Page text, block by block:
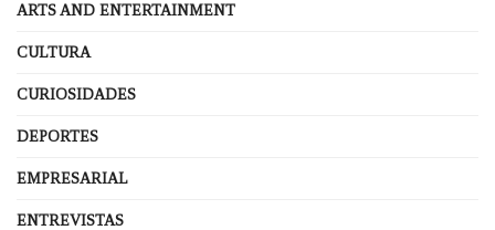
ARTS AND ENTERTAINMENT
CULTURA
CURIOSIDADES
DEPORTES
EMPRESARIAL
ENTREVISTAS